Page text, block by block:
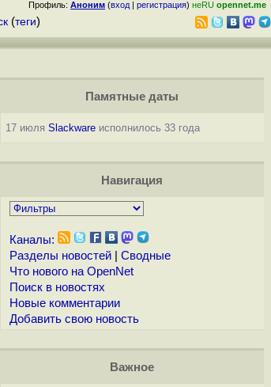
Профиль: Аноним (вход | регистрация) неRU opennet.me
(теги)
Памятные даты
17 июля Slackwareисполнилось 33 года
Навигация
Каналы:
Разделы новостей| Сводные
Что нового на OpenNet
Поиск в новостях
Новые комментарии
Добавить свою новость
Важное